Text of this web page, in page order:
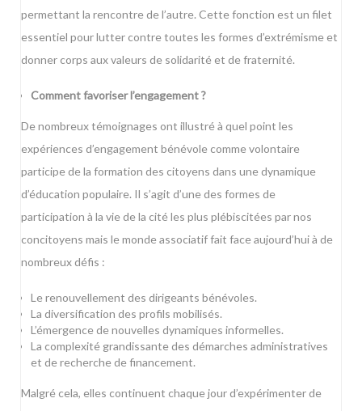
permettant la rencontre de l’autre. Cette fonction est un filet
essentiel pour lutter contre toutes les formes d’extrémisme et
donner corps aux valeurs de solidarité et de fraternité.
Comment favoriser l’engagement ?
De nombreux témoignages ont illustré à quel point les
expériences d’engagement bénévole comme volontaire
participe de la formation des citoyens dans une dynamique
d’éducation populaire. Il s’agit d’une des formes de
participation à la vie de la cité les plus plébiscitées par nos
concitoyens mais le monde associatif fait face aujourd’hui à de
nombreux défis :
Le renouvellement des dirigeants bénévoles.
La diversification des profils mobilisés.
L’émergence de nouvelles dynamiques informelles.
La complexité grandissante des démarches administratives
et de recherche de financement.
Malgré cela, elles continuent chaque jour d’expérimenter de